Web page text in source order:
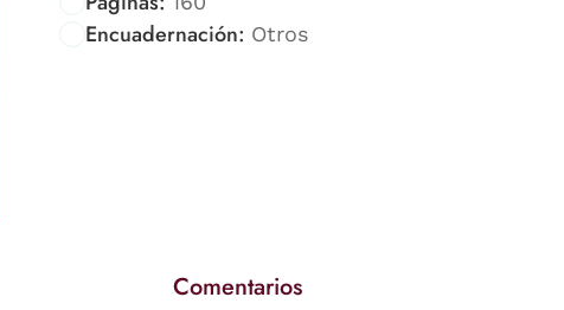
Encuadernación: Otros
Comentarios